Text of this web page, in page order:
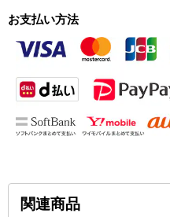
お支払い方法
関連商品